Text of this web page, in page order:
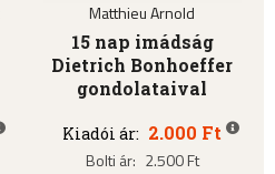
Matthieu Arnold
15 nap imádság
Dietrich Bonhoeffer
gondolataival
Kiadói ár: 2.000 Ft
Bolti ár: 2.500 Ft